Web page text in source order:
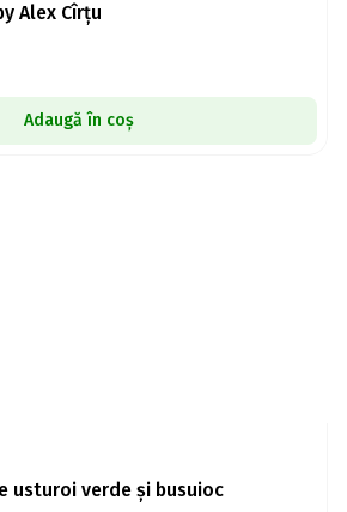
Alex Cîrțu
Adaugă în coș
usturoi verde și busuioc